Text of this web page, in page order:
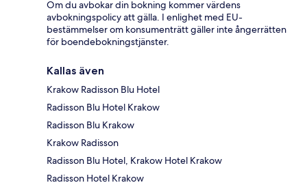
Om du avbokar din bokning kommer värdens
avbokningspolicy att gälla. I enlighet med EU-
bestämmelser om konsumenträtt gäller inte ångerrätten
för boendebokningstjänster.
Kallas även
Krakow Radisson Blu Hotel
Radisson Blu Hotel Krakow
Radisson Blu Krakow
Krakow Radisson
Radisson Blu Hotel, Krakow Hotel Krakow
Radisson Hotel Krakow